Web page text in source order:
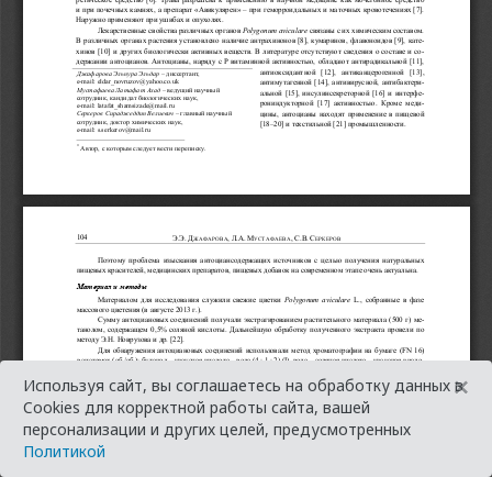
Используя сайт, вы соглашаетесь на обработку данных в
Cookies для корректной работы сайта, вашей
персонализации и других целей, предусмотренных
Политикой
×